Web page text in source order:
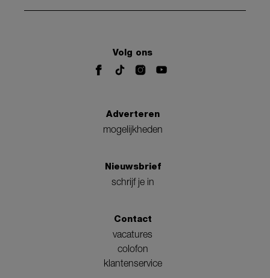
Volg ons
Adverteren
mogelijkheden
Nieuwsbrief
schrijf je in
Contact
vacatures
colofon
klantenservice